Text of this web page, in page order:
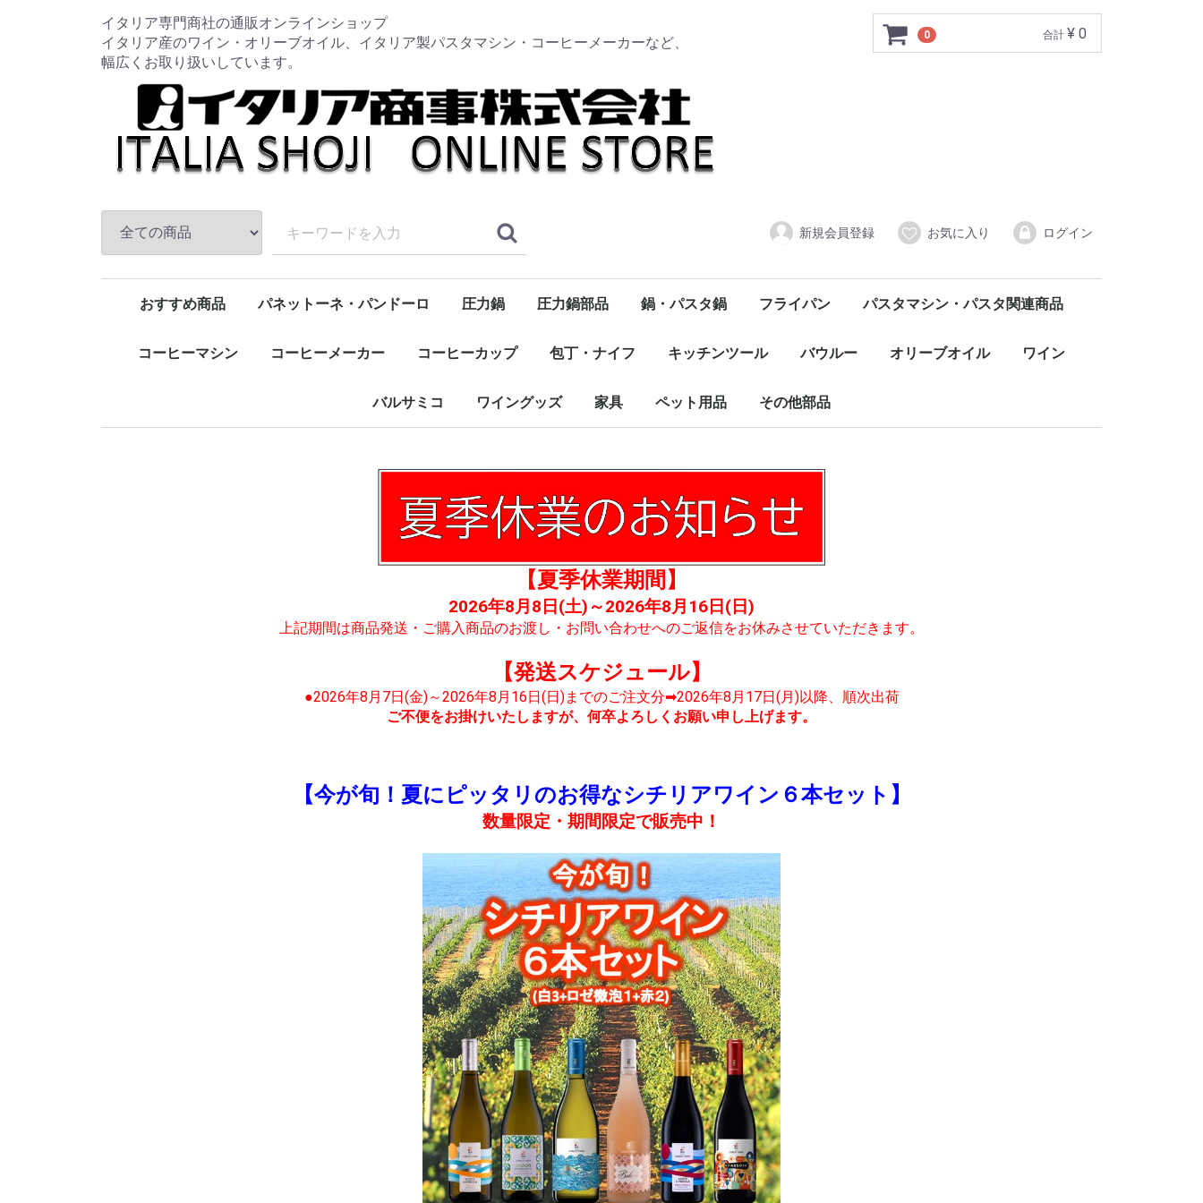
イタリア専門商社の通販オンラインショップ
イタリア産のワイン・オリーブオイル、イタリア製パスタマシン・コーヒーメーカーなど、
幅広くお取り扱いしています。
0 合計 ¥ 0
新規会員登録 お気に入り ログイン
おすすめ商品
新規取扱商品
特売品コーナー
ワイン 赤
白
ロゼ
発泡・微発泡
オリーブオイル ノストラーレ
バルサミコ 食品全般(トマト・パスタ等) トマト・パスタソース
パスタ
調味料
FRAGASSIのトマト
ソフトドリンク
ハム・チーズ ハム・サラミ・パンチェッタ・スモークサーモン
チーズ
パスタ ドンペッペ（DON PEPPE）
デルヴェルデ（DELVERDE）
トマト・パスタソース
調味料
コーヒー豆・粉 タルトゥーフィ ジミー/Tartufi Jimmy
圧力鍋
お鍋類
フライパン類
キッチン用品
包丁・ナイフ・まな板
クッキングスケール
南部鉄器
iwaki / イワキ Cuitisan / クイッティサン
Aladdin / アラジン
HARIO / ハリオ フィルターインボトル 300ml
750ml
ALESSI / アレッシィ
Cutipol /クチポール
Zip Top / ジップトップ月兎印 / TSUKI-USAGI BRAND
野田琺瑯 ケトル・ポット
スクウェア
レクタングル浅型
レクタングル深型
持ち手付きストッカー
バターケース
ボール
バット
ロカポ
ぬか漬け美人
柳宗理
OIGEN / オイゲン
KIHARA / キハラ
OXO オクソー
leye / レイエ epicurean / エピキュリアン
Microplane / マイクロプレイン
Lagostina / ラゴスティーナ ニューサルヴァスパツィオ
Legnoart / レーニョアート
Joseph Joseph / ジョセフジョセフ
パスタマシン
ワイングッズ
コーヒーカップ・グラス
家具
ペット用品
1 食品全般・食材・パスタソース
コーヒー豆
キッチン用品
ワイン・オリーブオイル
パネットーネ・パンドーロ 圧力鍋 圧力鍋部品 鍋・パスタ鍋 フライパン パスタマシン・パスタ関連商品
コーヒーマシン コーヒーメーカー コーヒーカップ 包丁・ナイフ キッチンツール バウルー オリーブオイル ワイン
バルサミコ ワイングッズ 家具 ペット用品 その他部品
【夏季休業期間】
2026年8月8日(土)～2026年8月16日(日)
上記期間は商品発送・ご購入商品のお渡し・お問い合わせへのご返信をお休みさせていただきます。
【発送スケジュール】
●2026年8月7日(金)～2026年8月16日(日)までのご注文分➡2026年8月17日(月)以降、順次出荷
ご不便をお掛けいたしますが、何卒よろしくお願い申し上げます。
【今が旬！夏にピッタリのお得なシチリアワイン６本セット】
数量限定・期間限定で販売中！